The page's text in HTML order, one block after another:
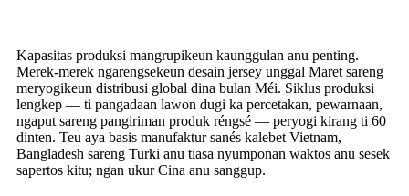
Kapasitas produksi mangrupikeun kaunggulan anu penting.
Merek-merek ngarengsekeun desain jersey unggal Maret sareng
meryogikeun distribusi global dina bulan Méi. Siklus produksi
lengkep — ti pangadaan lawon dugi ka percetakan, pewarnaan,
ngaput sareng pangiriman produk réngsé — peryogi kirang ti 60
dinten. Teu aya basis manufaktur sanés kalebet Vietnam,
Bangladesh sareng Turki anu tiasa nyumponan waktos anu sesek
sapertos kitu; ngan ukur Cina anu sanggup.